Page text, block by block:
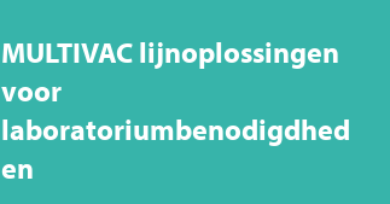
MULTIVAClijnoplossingen
voor
laboratoriumbenodigdhed
en